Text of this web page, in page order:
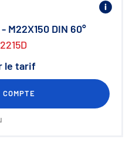
M22X150 DIN 60°
le tarif